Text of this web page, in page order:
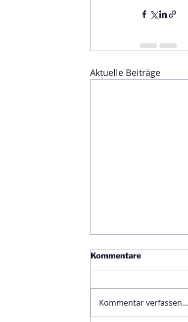
Aktuelle Beiträge
Kommentare
Kommentar verfassen...